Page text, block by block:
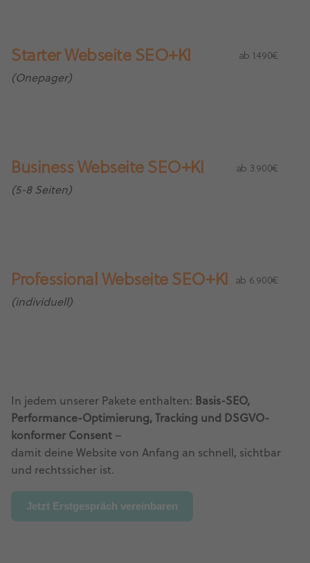
Starter Webseite SEO+KI ab 1.490€
(Onepager)
Business Webseite SEO+KI ab 3.900€
(5-8 Seiten)
Professional Webseite SEO+KI ab 6.900€
(individuell)
In jedem unserer Pakete enthalten: Basis-SEO,
Performance-Optimierung, Tracking und DSGVO-
konformer Consent –
damit deine Website von Anfang an schnell, sichtbar
und rechtssicher ist.
Jetzt Erstgespräch vereinbaren